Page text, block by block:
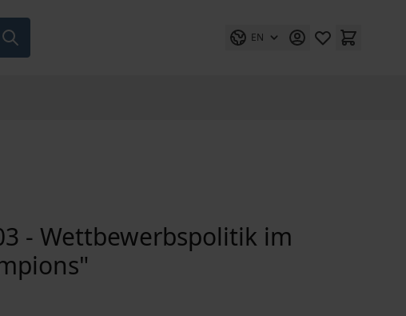
EN
- Wettbewerbspolitik im